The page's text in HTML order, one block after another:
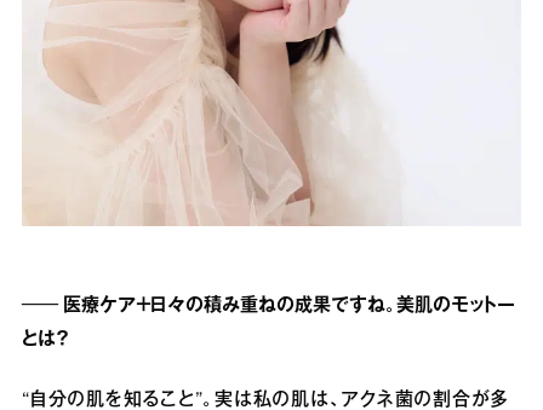
── 医療ケア＋日々の積み重ねの成果ですね。美肌のモットー
とは？
“自分の肌を知ること”。実は私の肌は、アクネ菌の割合が多